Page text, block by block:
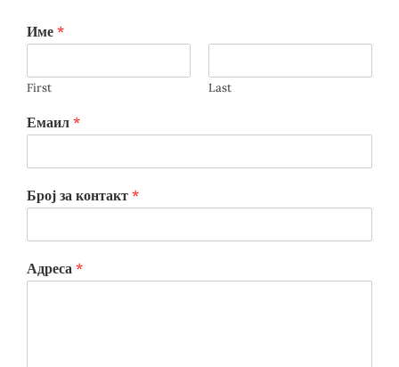
Име *
First Last
Емаил *
Број за контакт *
Адреса *